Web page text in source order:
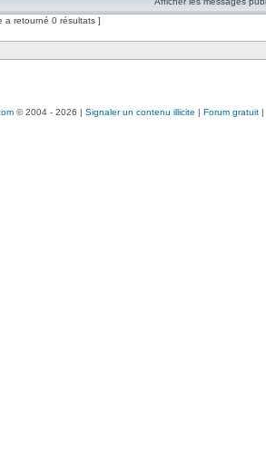
a retourné 0 résultats ]
© 2004 - 2026 | Signaler un contenu illicite | Forum gratuit|